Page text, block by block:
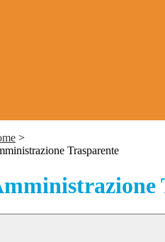
>
Trasparente